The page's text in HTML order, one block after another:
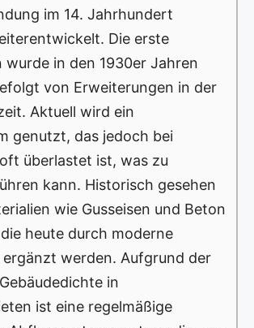
im 14. Jahrhundert
Die erste
wurde in den 1930er Jahren
von Erweiterungen in der
Aktuell wird ein
genutzt, das jedoch bei
überlastet ist, was zu
kann. Historisch gesehen
wie Gusseisen und Beton
heute durch moderne
werden. Aufgrund der
in
ist eine regelmäßige